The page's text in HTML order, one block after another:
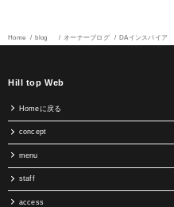
Home blog オーナーブログ DAインスパイア
Hill top Web
Homeに戻る
concept
menu
staff
access